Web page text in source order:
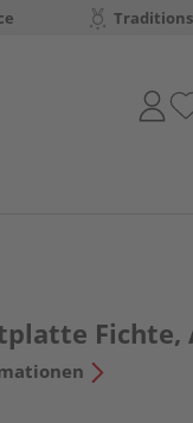
Fichte,